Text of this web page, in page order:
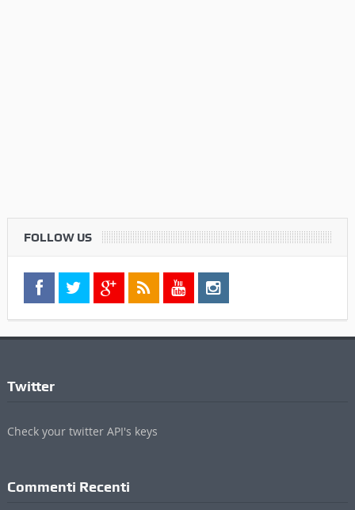
FOLLOW US
Twitter
Check your twitter API's keys
Commenti Recenti